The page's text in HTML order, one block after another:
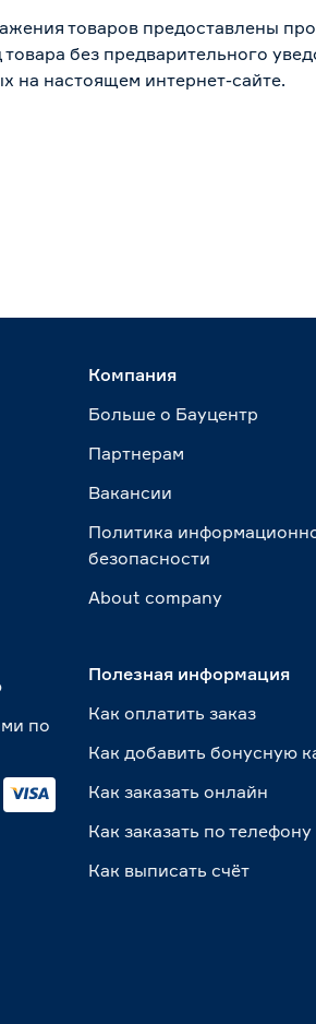
товаров предоставлены
без предварительного
на настоящем интернет-сайте.
по
Компания
Больше о Бауцентр
Партнерам
Вакансии
Политика
безопасности
About сompany
Полезная информация
Как оплатить заказ
Как добавить бонусную
Как заказать онлайн
Как заказать по телефону
Как выписать счёт